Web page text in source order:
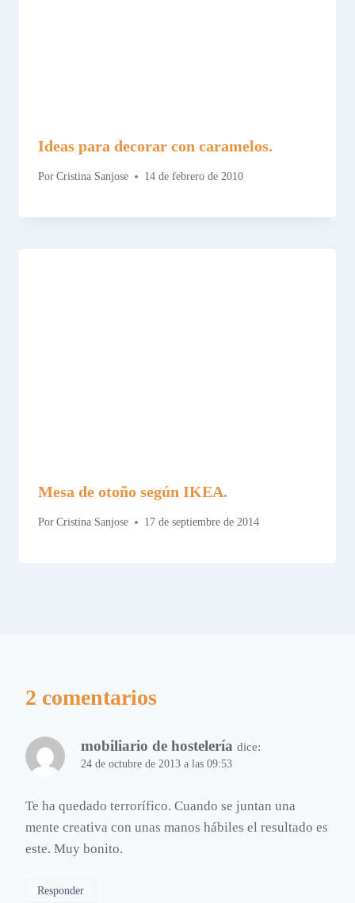
Ideas para decorar con caramelos.
Por Cristina Sanjose 14 de febrero de 2010
Mesa de otoño según IKEA.
Por Cristina Sanjose 17 de septiembre de 2014
2 comentarios
mobiliario de hostelería dice:
24 de octubre de 2013 a las 09:53
Te ha quedado terrorífico. Cuando se juntan una
mente creativa con unas manos hábiles el resultado es
este. Muy bonito.
Responder